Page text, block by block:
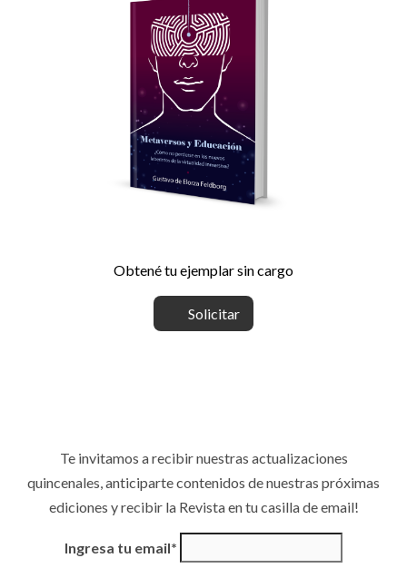
Obtené tu ejemplar sin cargo
Solicitar
Te invitamos a recibir nuestras actualizaciones
quincenales, anticiparte contenidos de nuestras próximas
ediciones y recibir la Revista en tu casilla de email!
Ingresa tu email*